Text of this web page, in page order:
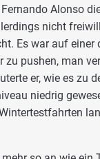
Alonso
nicht
Es war auf einer
zu pushen, man
er, wie es zu
niedrig